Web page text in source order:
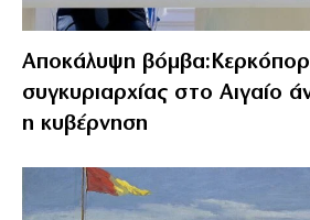
Αποκάλυψη
συγκυριαρχίας στο Αιγαίο
η κυβέρνηση